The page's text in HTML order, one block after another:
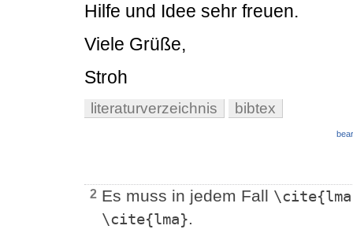
Hilfe und Idee sehr freuen.
Viele Grüße,
Stroh
literaturverzeichnis bibtex
2 Es muss in jedem Fall
\cite{lma}.